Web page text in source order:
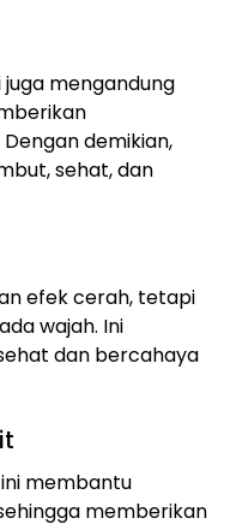
mengandung
demikian,
sehat, dan
efek cerah, tetapi
wajah. Ini
dan bercahaya
membantu
memberikan